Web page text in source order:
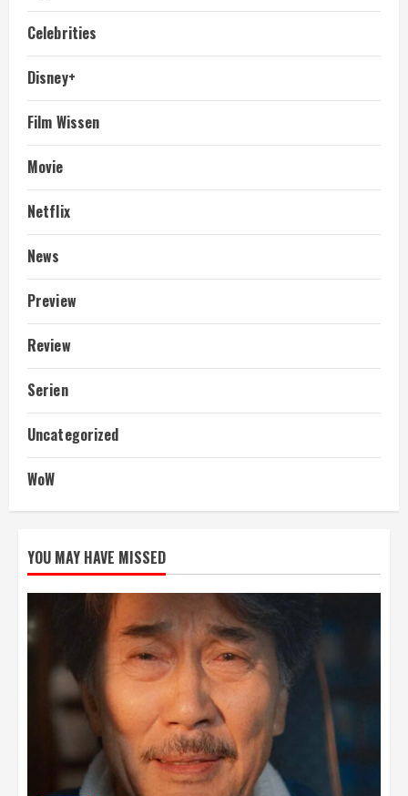
Celebrities
Disney+
Film Wissen
Movie
Netflix
News
Preview
Review
Serien
Uncategorized
WoW
YOU MAY HAVE MISSED